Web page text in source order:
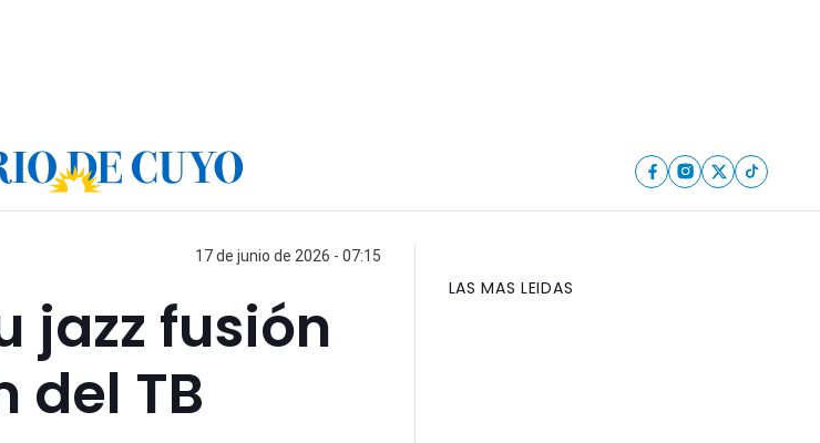
17 de junio de 2026 - 07:15
jazz fusión
del TB
LAS MAS LEIDAS